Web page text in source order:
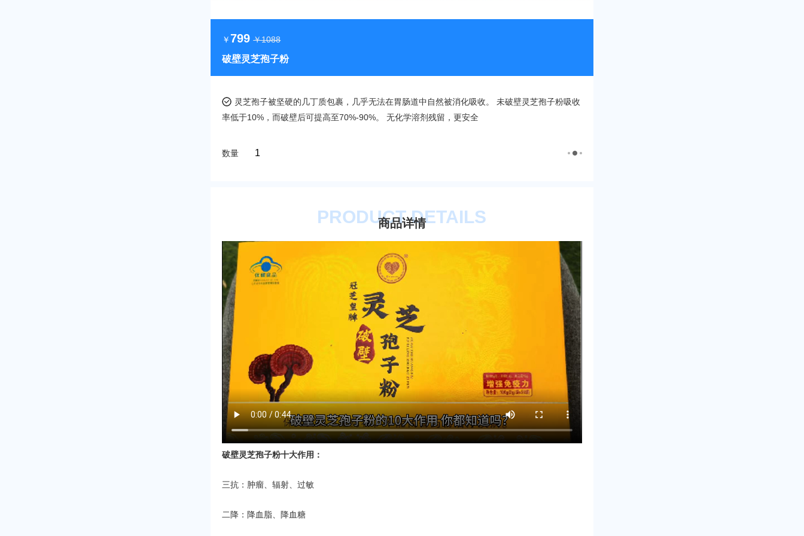
￥799 ￥1088
破壁灵芝孢子粉
灵芝孢子被坚硬的几丁质包裹，几乎无法在胃肠道中自然被消化吸收。 未破壁灵芝孢子粉吸收
率低于10%，而破壁后可提高至70%-90%。 无化学溶剂残留，更安全
数量
PRODUCT DETAILS
商品详情
破壁灵芝孢子粉十大作用：
三抗：肿瘤、辐射、过敏
二降：降血脂、降血糖